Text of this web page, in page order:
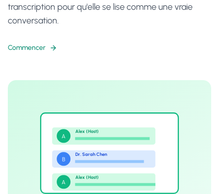
transcription pour qu'elle se lise comme une vraie
conversation.
Commencer
A
Alex (Host)
B
Dr. Sarah Chen
A
Alex (Host)